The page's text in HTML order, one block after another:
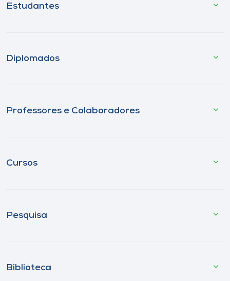
Estudantes
Diplomados
Professores e Colaboradores
Cursos
Pesquisa
Biblioteca